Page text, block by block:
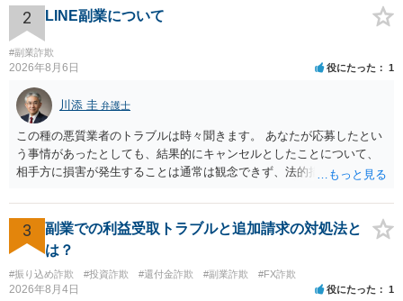
いては弁護士として能力不足なのかもしれません。相手にしない方が
良いと思います。ただ、仮想通貨詐欺の被害回復は現実的には難しい
かもしれません。
2 LINE副業について
#副業詐欺
2026年8月6日 役にたった 1
川添 圭 弁護士
この種の悪質業者のトラブルは時々聞きます。 あなたが応募したとい
う事情があったとしても、結果的にキャンセルとしたことについて、
相手方に損害が発生することは通常は観念できず、法的措置を採って
ず、最寄りの消費生活センターへ相談し、連絡を無視してよいかどう
かのアドバイスを受けられることをお勧めします。しつこいようであ
れば、弁護士へ依頼して警告してもらうことも必要になるかもしれま
せん。
3
副業での利益受取トラブルと追加請求の対処法と
は？
#振り込め詐欺 #投資詐欺 #還付金詐欺 #副業詐欺 #FX詐欺
2026年8月4日 役にたった 1